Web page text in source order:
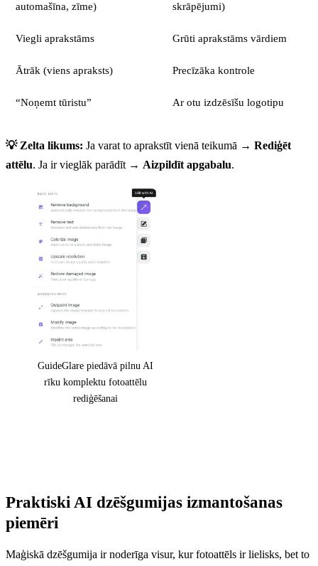
automašīna, zīme)
skrāpējumi)
Viegli aprakstāms Grūti aprakstāms vārdiem
Ātrāk (viens apraksts) Precīzāka kontrole
“Noņemt tūristu” Ar otu izdzēsīšu logotipu
💡 Zelta likums: Ja varat to aprakstīt vienā teikumā → Rediģēt
attēlu. Ja ir vieglāk parādīt → Aizpildīt apgabalu.
GuideGlare piedāvā pilnu AI
rīku komplektu fotoattēlu
rediģēšanai
Praktiski AI dzēšgumijas izmantošanas
piemēri
Maģiskā dzēšgumija ir noderīga visur, kur fotoattēls ir lielisks, bet to